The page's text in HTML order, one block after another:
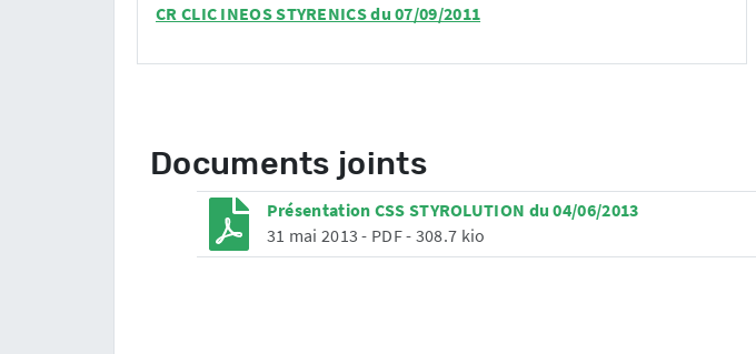
CR CLIC INEOS STYRENICS du 07/09/2011
Documents joints
Présentation CSS STYROLUTION du 04/06/2013
31 mai 2013 - PDF- 308.7 kio